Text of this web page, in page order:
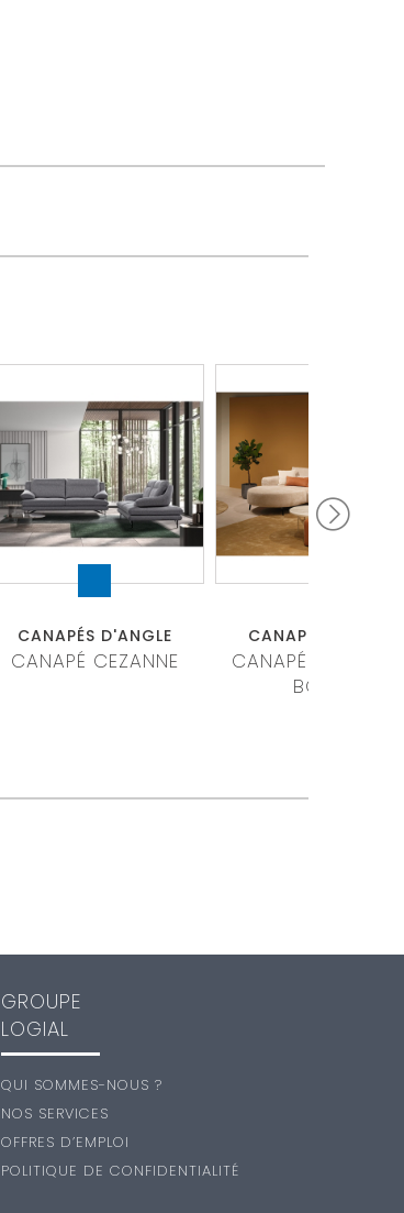
CANAPÉS D'ANGLE
CANAPÉ CEZANNE
CANAPÉS D'ANGLE
CANAPÉ
BORRA
GROUPE
LOGIAL
QUI SOMMES-NOUS ?
NOS SERVICES
OFFRES D’EMPLOI
POLITIQUE DE CONFIDENTIALITÉ